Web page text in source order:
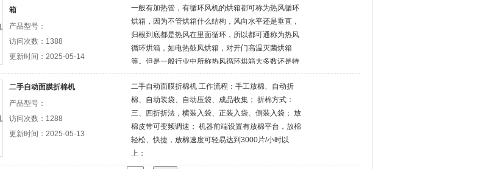
箱
产品型号：
访问次数：1388
更新时间：2025-05-14
一般有加热管，有循环风机的烘箱都可称为热风循环
烘箱，因为不管烘箱什么结构，风向水平还是垂直，
归根到底都是热风在里面循环，所以都可通称为热风
循环烘箱，如电热鼓风烘箱，对开门高温灭菌烘箱
等。但是一般行业中所称热风循环烘箱大多数还是特
指如上图所示的烘箱，其它烘箱都是由上图烘箱演变
而来，比如有了高温灭菌的要求，风机改成风冷规范
化的环风机，前后开门，风道也作出
二手自动面膜折棉机
产品型号：
访问次数：1288
更新时间：2025-05-13
二手自动面膜折棉机 工作流程：手工放棉、自动折
棉、自动装袋、自动压袋、成品收集； 折棉方式：
三、四折折法，横装入袋、正装入袋、倒装入袋； 放
棉皮带可变频调速； 机器前端设置有放棉平台，放棉
轻松、快捷，放棉速度可轻易达到3000片/小时以
上；